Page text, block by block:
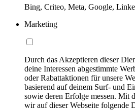
Bing, Criteo, Meta, Google,
Marketing
Durch das Akzeptieren dieser
deine Interessen abgestimmte
oder Rabattaktionen für unsere
basierend auf deinem Surf- und
sowie deren Erfolge messen. Mit
wir auf dieser Webseite folgende